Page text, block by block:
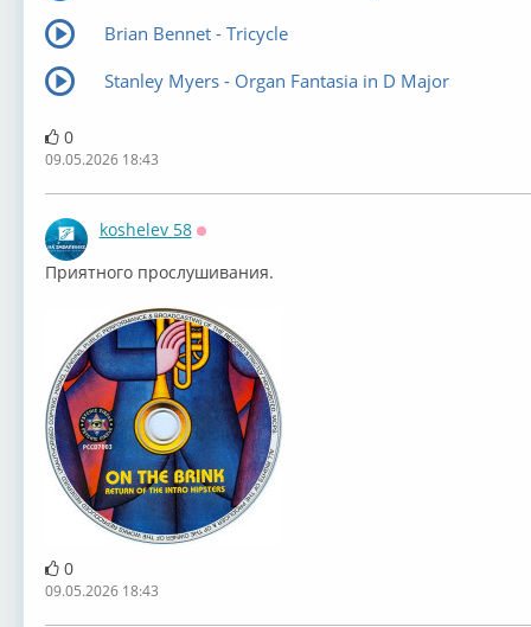
Brian Bennet - Tricycle
Stanley Myers - Organ Fantasia in D Major
0
09.05.2026 18:43
koshelev 58
⁣Приятного прослушивания.
0
09.05.2026 18:43